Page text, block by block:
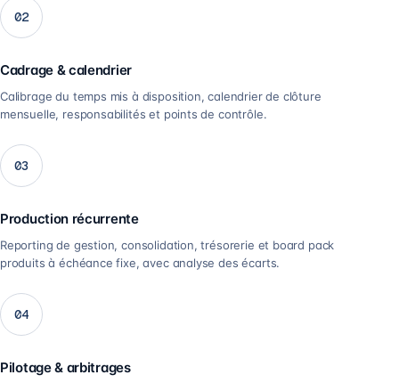
02
Cadrage & calendrier
Calibrage du temps mis à disposition, calendrier de clôture
mensuelle, responsabilités et points de contrôle.
03
Production récurrente
Reporting de gestion, consolidation, trésorerie et board pack
produits à échéance fixe, avec analyse des écarts.
04
Pilotage & arbitrages